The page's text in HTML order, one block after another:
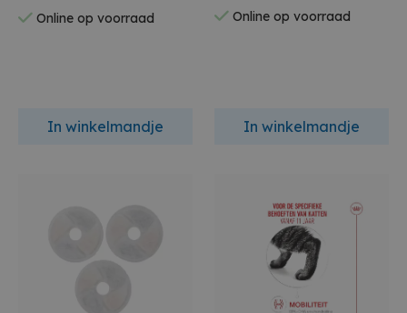
Online op voorraad
In winkelmandje
Online op voorraad
In winkelmandje